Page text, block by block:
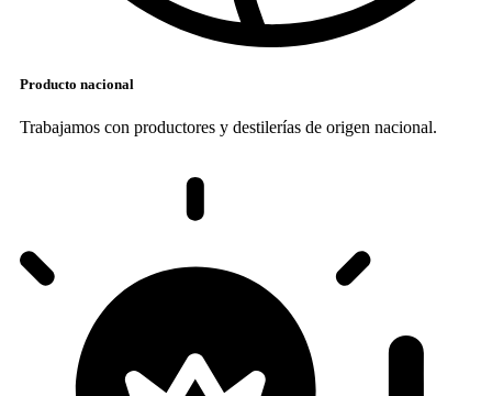
Producto nacional
Trabajamos con productores y destilerías de origen nacional.